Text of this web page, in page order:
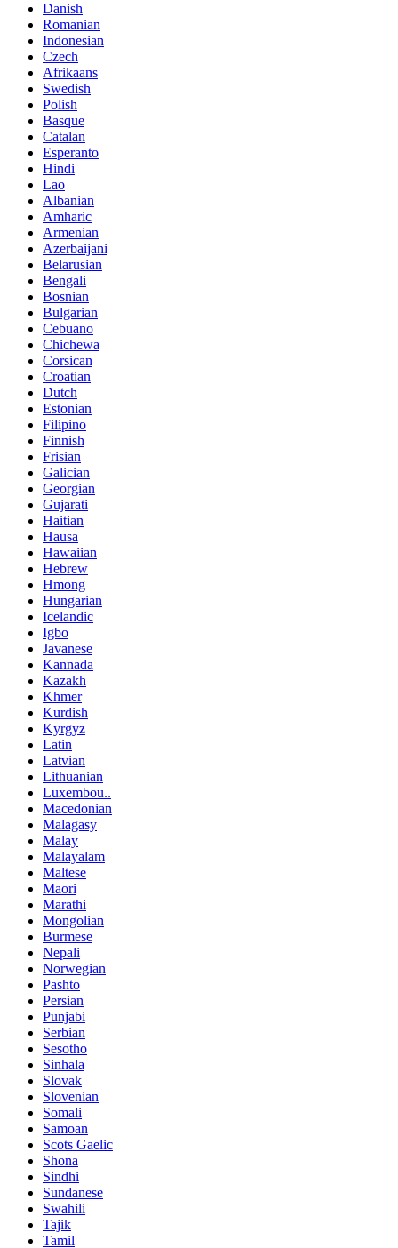
Danish
Romanian
Indonesian
Czech
Afrikaans
Swedish
Polish
Basque
Catalan
Esperanto
Hindi
Lao
Albanian
Amharic
Armenian
Azerbaijani
Belarusian
Bengali
Bosnian
Bulgarian
Cebuano
Chichewa
Corsican
Croatian
Dutch
Estonian
Filipino
Finnish
Frisian
Galician
Georgian
Gujarati
Haitian
Hausa
Hawaiian
Hebrew
Hmong
Hungarian
Icelandic
Igbo
Javanese
Kannada
Kazakh
Khmer
Kurdish
Kyrgyz
Latin
Latvian
Lithuanian
Luxembou..
Macedonian
Malagasy
Malay
Malayalam
Maltese
Maori
Marathi
Mongolian
Burmese
Nepali
Norwegian
Pashto
Persian
Punjabi
Serbian
Sesotho
Sinhala
Slovak
Slovenian
Somali
Samoan
Scots Gaelic
Shona
Sindhi
Sundanese
Swahili
Tajik
Tamil